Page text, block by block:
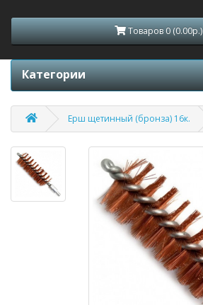
Товаров 0 (0.00р.)
Категории
Ерш щетинный (бронза) 16к.